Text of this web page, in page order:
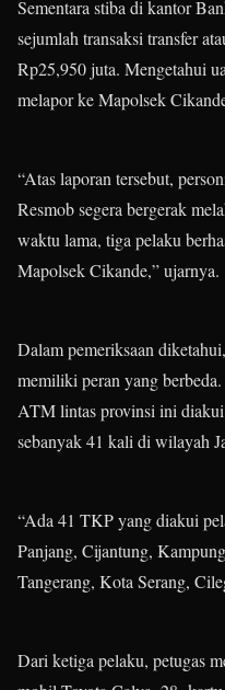
Sementara stiba di kantor
sejumlah transaksi transfer
Rp25,950 juta. Mengetahui
melapor ke Mapolsek
“Atas laporan tersebut,
Resmob segera bergerak
waktu lama, tiga pelaku
Mapolsek Cikande,” ujarnya.
Dalam pemeriksaan
memiliki peran yang
ATM lintas provinsi ini
sebanyak 41 kali di wilayah
“Ada 41 TKP yang diakui
Panjang, Cijantung,
Tangerang, Kota Serang,
Dari ketiga pelaku, petugas